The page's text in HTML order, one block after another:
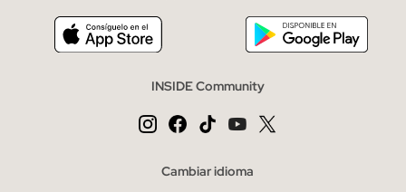
INSIDE Community
Cambiar idioma